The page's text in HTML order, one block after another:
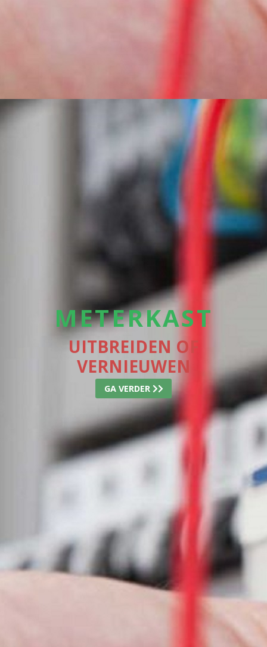
METERKAST
UITBREIDEN OF
VERNIEUWEN
GA VERDER